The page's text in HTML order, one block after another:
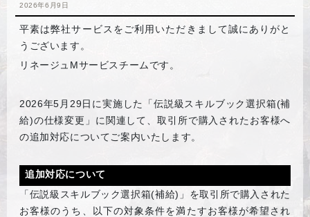
2026年6月9日
平素は弊社サービスをご利用いただきまして誠にありがと
うございます。
リネージュMサービスチームです。
2026年5月29日に実施した「伝説級スキルブック選択箱(補
給)の仕様変更」に関連して、取引所で購入されたお客様へ
の追加対応についてご案内いたします。
追加対応について
「伝説級スキルブック選択箱(補給)」を取引所で購入された
お客様のうち、以下の対象条件を満たすお客様が希望され